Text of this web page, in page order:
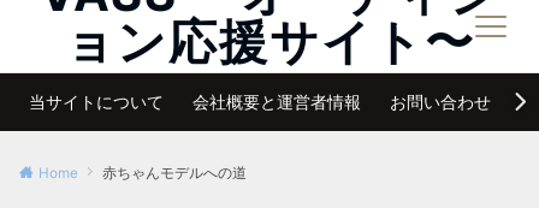
ョン応援サイト〜メニュー
当サイトについて 会社概要と運営者情報 お問い合わせ
Home 赤ちゃんモデルへの道